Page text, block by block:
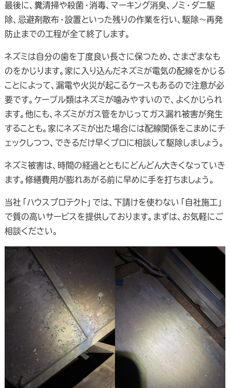
最後に、糞清掃や殺菌・消毒、マーキング消臭、ノミ・ダニ駆
除、忌避剤散布・設置といった残りの作業を行い、駆除～再発
防止までの工程が全て終了します。
ネズミは自分の歯を丁度良い長さに保つため、さまざまなも
のをかじります。家に入り込んだネズミが電気の配線をかじる
ことによって、漏電や火災が起こるケースもあるので注意が必
要です。ケーブル類はネズミが噛みやすいので、よくかじられ
ます。他にも、ネズミがガス管をかじってガス漏れ被害が発生
することも。家にネズミが出た場合には配線関係をこまめにチ
ェックしつつ、できるだけ早くプロに相談して駆除しましょう。
ネズミ被害は、時間の経過とともにどんどん大きくなっていき
ます。修繕費用が膨れあがる前に早めに手を打ちましょう。
当社「ハウスプロテクト」では、下請けを使わない「自社施工」
で質の高いサービスを提供しております。まずは、お気軽にご
相談ください。